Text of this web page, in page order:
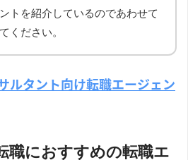
トを紹介しているのであわせて
ください。
ルタント向け転職エージェン
職におすすめの転職エ